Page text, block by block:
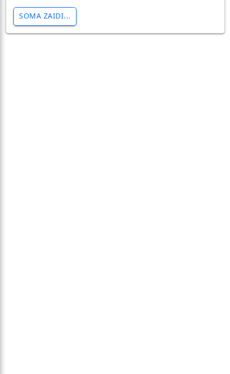
SOMA ZAIDI...